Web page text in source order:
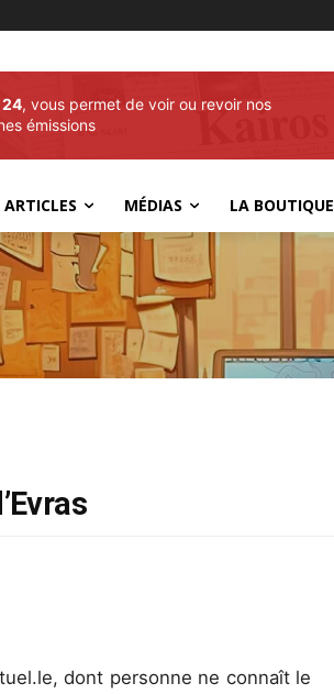
, vous permet de voir ou revoir nos
émissions
ARTICLES MÉDIAS LA BOUTIQUE
dont personne ne connaît le